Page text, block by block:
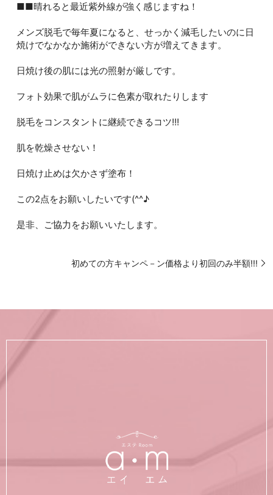
■■晴れると最近紫外線が強く感じますね！
メンズ脱毛で毎年夏になると、せっかく減毛したいのに日
焼けでなかなか施術ができない方が増えてきます。
日焼け後の肌には光の照射が厳しです。
フォト効果で肌がムラに色素が取れたりします
脱毛をコンスタントに継続できるコツ!!!
肌を乾燥させない！
日焼け止めは欠かさず塗布！
この2点をお願いしたいです(^^♪
是非、ご協力をお願いいたします。
初めての方キャンペ－ン価格より初回のみ半額!!!